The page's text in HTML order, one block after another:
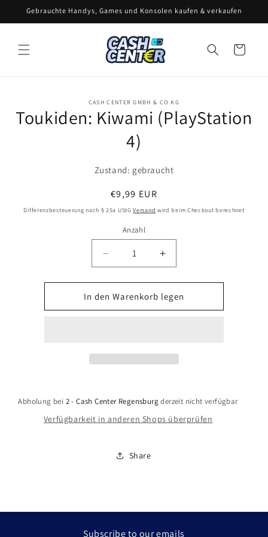
zum
Inhalt
Gebrauchte Handys, Games und Konsolen kaufen & verkaufen
Warenkorb
CASH CENTER GMBH & CO KG
Toukiden: Kiwami (PlayStation
4)
Zustand: gebraucht
Normaler
Preis
€9,99 EUR
Differenzbesteuerung nach § 25a UStGVersand wird beim Checkout berechnet
Anzahl
Anzahl
Verringere
die
Menge
für
Toukiden:
Erhöhe
die
Menge
für
Toukiden:
In den Warenkorb legen
Abholung bei 2 - Cash Center Regensburgderzeit nicht verfügbar
Verfügbarkeit in anderen Shops überprüfen
Share
Subscribe to our emails